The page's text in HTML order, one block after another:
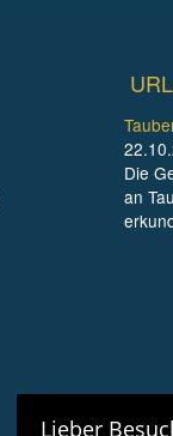
Die
an
Lieber